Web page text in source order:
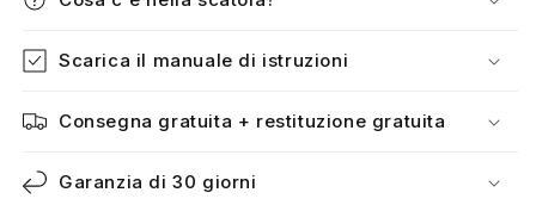
Scarica il manuale di istruzioni
Consegna gratuita + restituzione gratuita
Garanzia di 30 giorni